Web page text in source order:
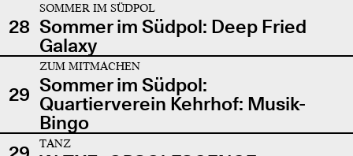
28
SOMMER IM SÜDPOL
Sommer im Südpol: Deep Fried
Galaxy
29
ZUM MITMACHEN
Sommer im Südpol:
Quartierverein Kehrhof: Musik-
Bingo
TANZ